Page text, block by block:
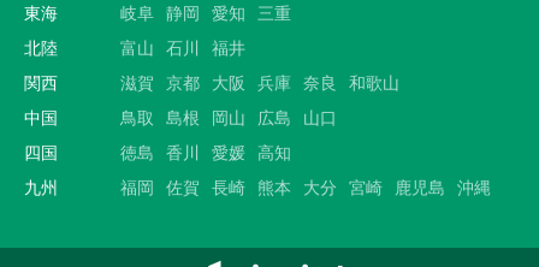
東海
岐阜 静岡 愛知
三重
北陸
富山 石川
福井
関西
滋賀 京都 大阪 兵庫 奈良
和歌山
中国
鳥取 島根 岡山 広島
山口
四国
徳島 香川 愛媛 高知
九州
福岡 佐賀 長崎 熊本 大分 宮崎 鹿児島 沖縄